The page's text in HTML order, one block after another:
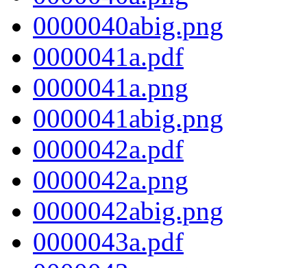
0000040abig.png
0000041a.pdf
0000041a.png
0000041abig.png
0000042a.pdf
0000042a.png
0000042abig.png
0000043a.pdf